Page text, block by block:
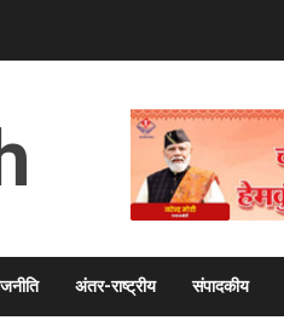
अंतर-राष्ट्रीय संपादकीय